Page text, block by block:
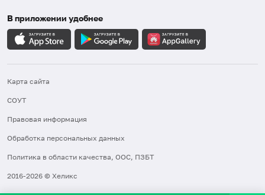
В приложении удобнее
Карта сайта
СОУТ
Правовая информация
Обработка персональных данных
Политика в области качества, ООС, ПЗБТ
2016-2026 © Хеликс